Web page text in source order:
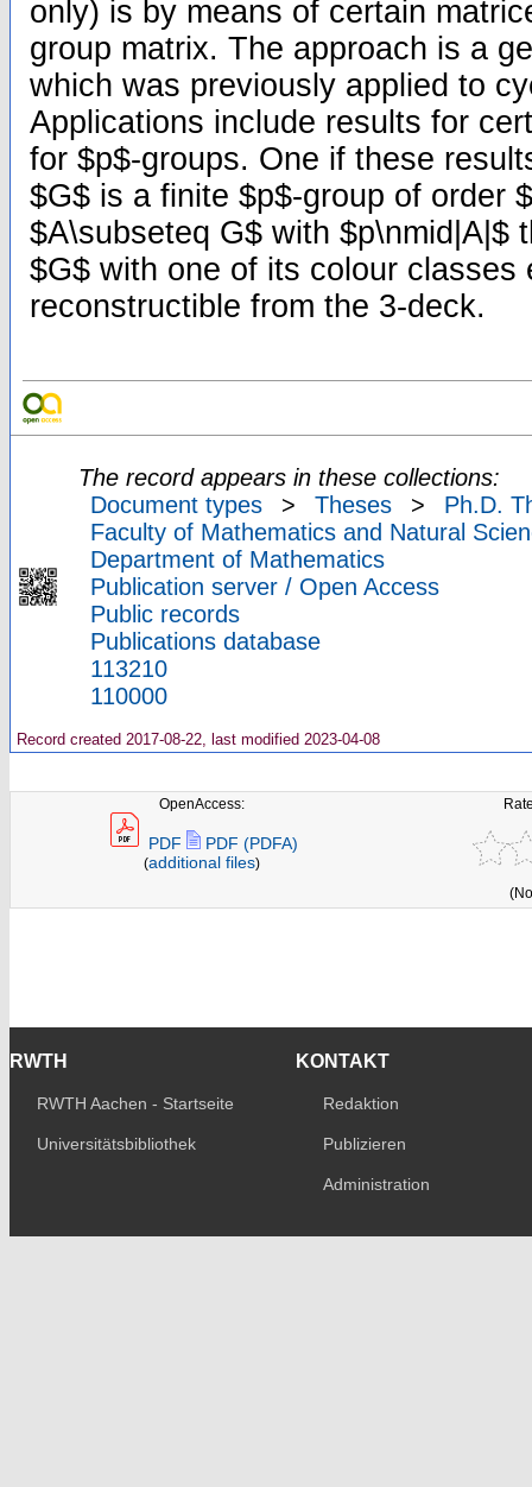
only) is by means of certain
group matrix. The approach is a
which was previously applied to
Applications include results for
for $p$-groups. One if these
$G$ is a finite $p$-group of order
$A\subseteq G$ with $p\nmid|A|$
$G$ with one of its colour classes
reconstructible from the 3-deck.
The record appears in these collections:
Document types
> Theses >
Ph.D.
Faculty of Mathematics and Natural
Department of Mathematics
Publication server / Open Access
Public records
Publications database
113210
110000
Record created 2017-08-22, last modified 2023-04-08
OpenAccess:
PDF PDF (PDFA)
(additional files)
RWTH
RWTH Aachen - Startseite
Universitätsbibliothek
KONTAKT
Redaktion
Publizieren
Administration